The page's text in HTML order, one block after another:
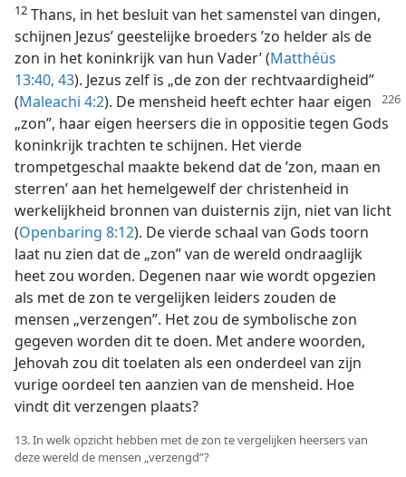
12 Thans, in het besluit van het samenstel van dingen,
schijnen Jezus’ geestelijke broeders ’zo helder als de
zon in het koninkrijk van hun Vader’ (Matthéüs
13:40, 43). Jezus zelf is „de zon der rechtvaardigheid”
(Maleachi 4:2). De mensheid heeft echter haar eigen
„zon”, haar eigen heersers die in oppositie tegen Gods
koninkrijk trachten te schijnen. Het vierde
trompetgeschal maakte bekend dat de ’zon, maan en
sterren’ aan het hemelgewelf der christenheid in
werkelijkheid bronnen van duisternis zijn, niet van licht
(Openbaring 8:12). De vierde schaal van Gods toorn
laat nu zien dat de „zon” van de wereld ondraaglijk
heet zou worden. Degenen naar wie wordt opgezien
als met de zon te vergelijken leiders zouden de
mensen „verzengen”. Het zou de symbolische zon
gegeven worden dit te doen. Met andere woorden,
Jehovah zou dit toelaten als een onderdeel van zijn
vurige oordeel ten aanzien van de mensheid. Hoe
vindt dit verzengen plaats?
13. In welk opzicht hebben met de zon te vergelijken heersers van
deze wereld de mensen „verzengd”?